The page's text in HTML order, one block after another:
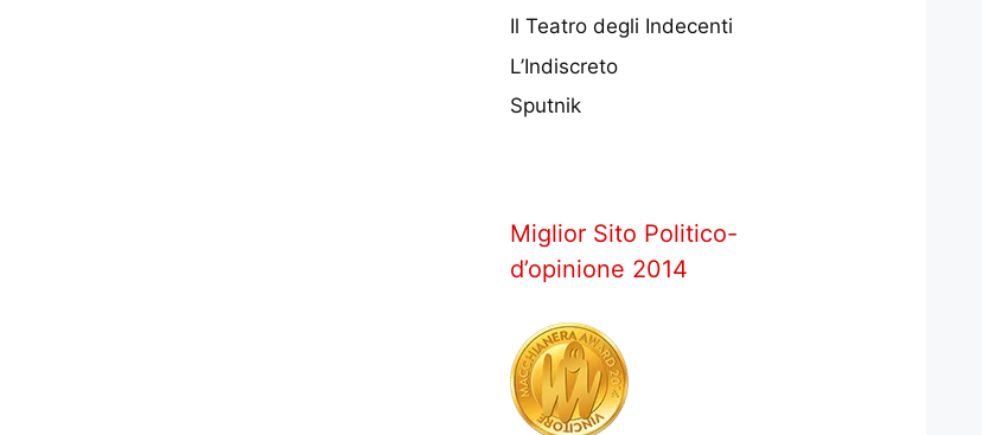
Il Teatro degli Indecenti
L’Indiscreto
Sputnik
Miglior Sito Politico-
d’opinione 2014